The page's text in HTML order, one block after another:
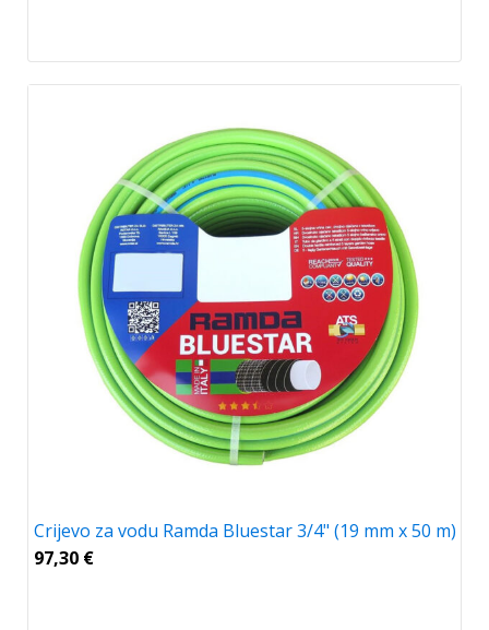
Crijevo za vodu Ramda Bluestar 3/4" (19 mm x 50 m)
97,30 €